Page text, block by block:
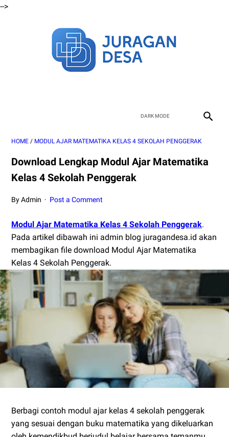
-->
HOME / MODUL AJAR MATEMATIKA KELAS 4 SEKOLAH PENGGERAK
Download Lengkap Modul Ajar Matematika
Kelas 4 Sekolah Penggerak
By Admin Post a Comment
Modul Ajar Matematika Kelas 4 Sekolah Penggerak.
Pada artikel dibawah ini admin blog juragandesa.id akan
membagikan file download Modul Ajar Matematika
Kelas 4 Sekolah Penggerak.
Berbagi contoh modul ajar kelas 4 sekolah penggerak
yang sesuai dengan buku matematika yang dikeluarkan